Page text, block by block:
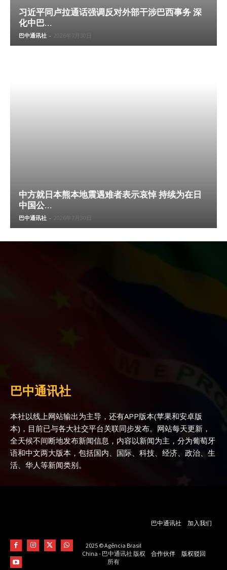
习近平同卢拉通话强调反对外部干涉巴西事务 深
化中巴...
巴中通讯社 - 2026年7月30日
中方就日本熊本地震遇难者表示哀悼 持续为在日
中国公...
巴中通讯社 - 2026年7月30日
巴中通讯社
本社以线上网站输出为主导，还有APP版本(苹果和安卓版
本)，目前已与各大社交平台关联同步发布。网站每天更新，
全天候不间断地发布新闻信息，内容以新闻为主，分为葡萄牙
语和中文两大版本，包括国内、国际、科技、经济、政治、生
活、华人等新闻类别。
2025 © Agência Brasil
China - 巴中通讯社 版权
所有
巴中通讯社 加入我们
合作伙伴 版权驳回